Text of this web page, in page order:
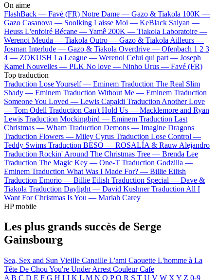
On aime
FlashBack — Favé (FR) Notre Dame — Gazo & Tiakola 100K —
Gazo Casanova — Soolking Laisse Moi — KeBlack Saiyan —
Heuss L'enfoiré Bécane —Yamê 200K — Tiakola Laboratoire —
Werenoi Meuda — Tiakola Outro — Gazo & Tiakola Ailleurs —
Josman Interlude — Gazo & Tiakola Overdrive — Ofenbach 1 2 3
4 — ZOKUSH La League — Werenoi Celui qui part — Joseph
Kamel Nouvelles — PLK No love — Ninho Urus — Favé (FR)
Top traduction
Traduction Lose Yourself — Eminem Traduction The Real Slim
Shady — Eminem Traduction Without Me — Eminem Traduction
Someone You Loved — Lewis Capaldi Traduction Another Love
— Tom Odell Traduction Can't Hold Us — Macklemore and Ryan
Lewis Traduction Mockingbird — Eminem Traduction Last
Christmas — Wham Traduction Demons — Imagine Dragons
Traduction Flowers — Miley Cyrus Traduction Lose Control —
Teddy Swims Traduction BESO — ROSALÍA & Rauw Alejandro
Traduction Rockin' Around The Christmas Tree — Brenda Lee
Traduction The Magic Key — One-T Traduction Godzilla —
Eminem Traduction What Was I Made For? — Billie Eilish
Traduction Emorio — Billie Eilish Traduction Special — Dave &
Tiakola Traduction Daylight — David Kushner Traduction All I
Want For Christmas Is You — Mariah Carey
HP mobile
Les plus grands succès de Serge
Gainsbourg
Sea, Sex and Sun Vieille Canaille L'ami Caouette L'homme à La
Tête De Chou You're Under Arrest Couleur Cafe
A B C D E F G H I J K L M N O P Q R S T U V W X Y Z 0-9